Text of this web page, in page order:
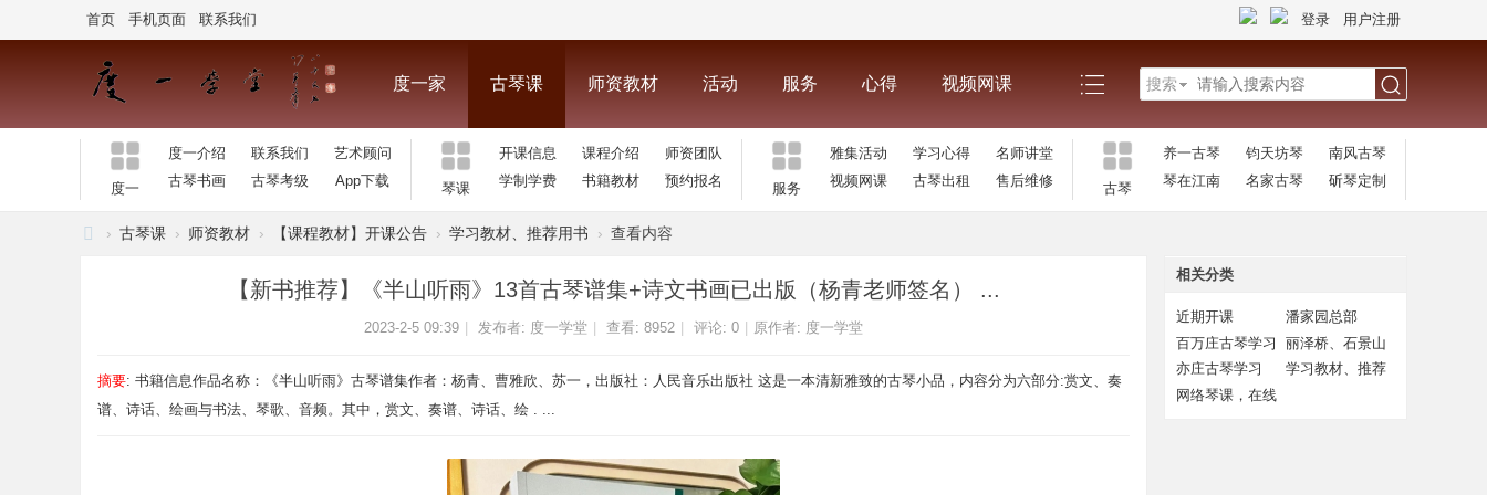
首页 手机页面 联系我们 登录 用户注册
度一家 古琴课 师资教材 活动 服务 心得 视频网课
听琴曲 交流
搜索
度一
度一介绍 联系我们
艺术顾问
古琴书画
古琴考级 App下载 琴课
开课信息 课程介绍
师资团队
学制学费
书籍教材 预约报名 服务
雅集活动 学习心得
名师讲堂
视频网课
古琴出租 售后维修 古琴
养一古琴 钧天坊琴
南风古琴
琴在江南
名家古琴 斫琴定制
› 古琴课 › 师资教材 › 【课程教材】开课公告 › 学习教材、推荐用书 › 查看内容
【新书推荐】《半山听雨》13首古琴谱集+诗文书画已出版（杨青老师签名） ...
2023-2-5 09:39 发布者: 度一学堂 查看: 8952 评论: 0 原作者: 度一学堂
摘要: 书籍信息作品名称：《半山听雨》古琴谱集作者：杨青、曹雅欣、苏一，出版社：人民音乐出版社 这是一本清新雅致的古琴小品，内容分为六部分:赏文、奏
谱、诗话、绘画与书法、琴歌、音频。其中，赏文、奏谱、诗话、绘 . ...
相关分类
近期开课
潘家园总部
百万庄古琴学习
丽泽桥、石景山
古琴学习
亦庄古琴学习
学习教材、推荐
网络琴课，在线